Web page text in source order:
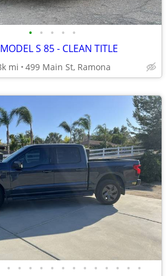
• • • • •
S 85 - CLEAN TITLE
mi 499 Main St, Ramona
• • • • • • • • • • • • •